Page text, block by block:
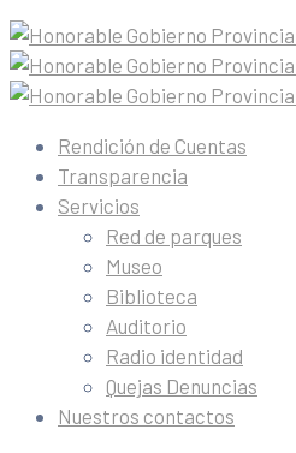
Rendición de Cuentas
Transparencia
Servicios
Red de parques
Museo
Biblioteca
Auditorio
Radio identidad
Quejas Denuncias
Nuestros contactos